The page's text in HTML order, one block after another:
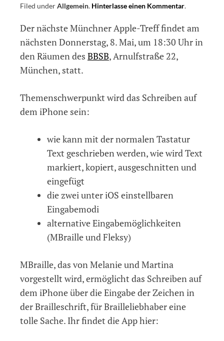
Filed underAllgemein. Hinterlasse einen Kommentaron
Apple-
Treff
in
„Schreiben
.
Der nächste Münchner Apple-Treff findet am
nächsten Donnerstag, 8. Mai, um 18:30 Uhr in
den Räumen des BBSB, Arnulfstraße 22,
München, statt.
Themenschwerpunkt wird das Schreiben auf
dem iPhone sein:
wie kann mit der normalen Tastatur
Text geschrieben werden, wie wird Text
markiert, kopiert, ausgeschnitten und
eingefügt
die zwei unter iOS einstellbaren
Eingabemodi
alternative Eingabemöglichkeiten
(MBraille und Fleksy)
MBraille, das von Melanie und Martina
vorgestellt wird, ermöglicht das Schreiben auf
dem iPhone über die Eingabe der Zeichen in
der Brailleschrift, für Brailleliebhaber eine
tolle Sache. Ihr findet die App hier: